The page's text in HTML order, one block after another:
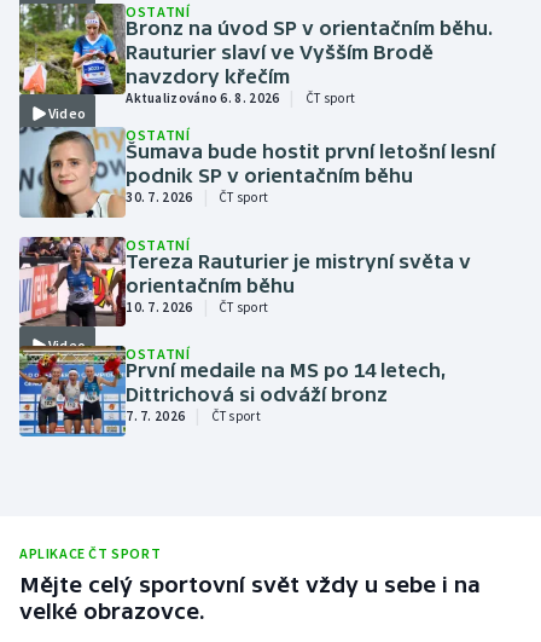
Cyklistika
DALŠÍ SPORTY
Americký fotbal
Baseball a softbal
Basketbal
Biatlon
Boby a skeleton
Box
Dostihy
Florbal
NEPŘEHLÉDNĚTE
Soutěže
Historické návraty
Aplikace ČT sport
AZ kvíz
Video
OSTATNÍ
Bronz na úvod SP v orientačním běhu.
Rauturier slaví ve Vyšším Brodě
navzdory křečím
Aktualizováno 6. 8. 2026 ČT sport
OSTATNÍ
Šumava bude hostit první letošní lesní
podnik SP v orientačním běhu
30. 7. 2026 ČT sport
Video
OSTATNÍ
Tereza Rauturier je mistryní světa v
orientačním běhu
10. 7. 2026 ČT sport
OSTATNÍ
První medaile na MS po 14 letech,
Dittrichová si odváží bronz
7. 7. 2026 ČT sport
APLIKACE ČT SPORT
Mějte celý sportovní svět vždy u sebe i na
velké obrazovce.